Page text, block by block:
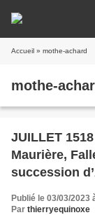
Accueil » mothe-achard
mothe-
JUILLET
Maurière,
succession
Publié le 03/03/2023
Par thierryequinoxe